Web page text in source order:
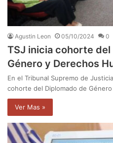
Agustin Leon 05/10/2024 0
TSJ inicia cohorte del
Género y Derechos
En el Tribunal Supremo de
cohorte del Diplomado de
Ver Mas »